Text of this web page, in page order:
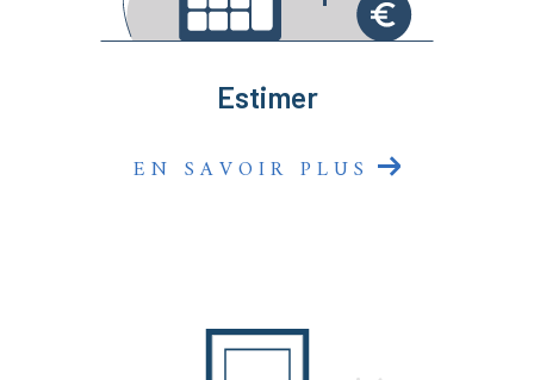
sommes là pour faire de votre projet une réussite
Estimer
EN SAVOIR PLUS